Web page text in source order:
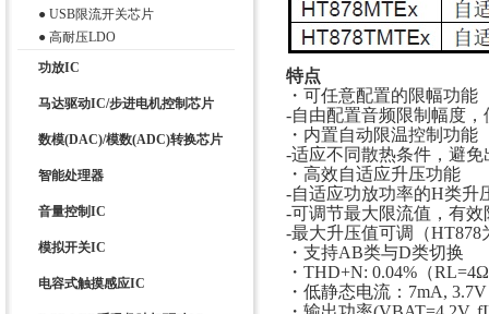
● USB限流开关芯片
● 高耐压LDO
功放IC
马达驱动IC/步进电机控制芯片
数模(DAC)/模数(ADC)转换芯片
智能处理器
音量控制IC
模拟开关IC
电容式触摸感应IC
特点
・可任意配置的限幅功能
-自由配置音频限制幅度
・内置自动限温控制功能
-适应不同散热条件，避
・高效自适应升压功能
-自适应功放功率的H类升
-可调节最大限流值，有
-最大升压值可调（
・支持AB类与D类切换
・THD+N: 0.04%（
・低静态电流：7mA, 3.7V